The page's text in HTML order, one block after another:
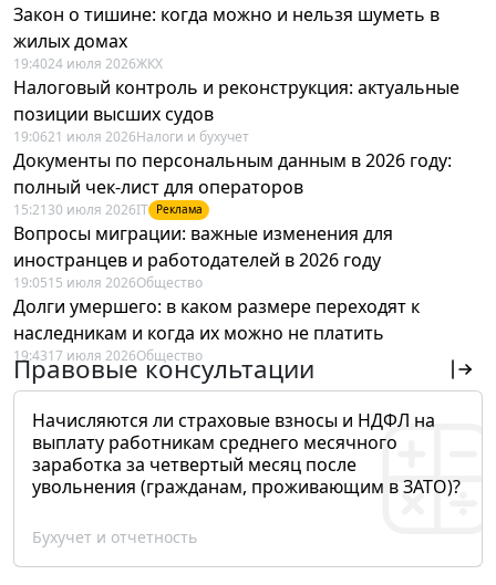
Закон о тишине: когда можно и нельзя шуметь в
жилых домах
19:4024 июля 2026ЖКХ
Налоговый контроль и реконструкция: актуальные
позиции высших судов
19:0621 июля 2026Налоги и бухучет
Документы по персональным данным в 2026 году:
полный чек-лист для операторов
15:21 30 июля 2026IT Реклама
Вопросы миграции: важные изменения для
иностранцев и работодателей в 2026 году
19:0515 июля 2026Общество
Долги умершего: в каком размере переходят к
наследникам и когда их можно не платить
19:4317 июля 2026Общество
Правовые консультации
Начисляются ли страховые взносы и НДФЛ на
выплату работникам среднего месячного
заработка за четвертый месяц после
увольнения (гражданам, проживающим в ЗАТО)?
Бухучет и отчетность